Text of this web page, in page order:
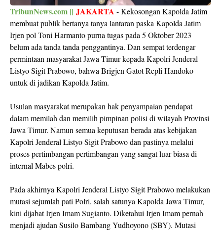
TribunNews.com || JAKARTA - Kekosongan Kapolda Jatim
membuat publik bertanya tanya lantaran paska Kapolda Jatim
Irjen pol Toni Harmanto purna tugas pada 5 Oktober 2023
belum ada tanda tanda penggantinya. Dan sempat terdengar
permintaan masyarakat Jawa Timur kepada Kapolri Jenderal
Listyo Sigit Prabowo, bahwa Brigjen Gatot Repli Handoko
untuk di jadikan Kapolda Jatim.
Usulan masyarakat merupakan hak penyampaian pendapat
dalam memilah dan memilih pimpinan polisi di wilayah Provinsi
Jawa Timur. Namun semua keputusan berada atas kebijakan
Kapolri Jenderal Listyo Sigit Prabowo dan pastinya melalui
proses pertimbangan pertimbangan yang sangat luar biasa di
internal Mabes polri.
Pada akhirnya Kapolri Jenderal Listyo Sigit Prabowo melakukan
mutasi sejumlah pati Polri, salah satunya Kapolda Jawa Timur,
kini dijabat Irjen Imam Sugianto. Diketahui Irjen Imam pernah
menjadi ajudan Susilo Bambang Yudhoyono (SBY). Mutasi